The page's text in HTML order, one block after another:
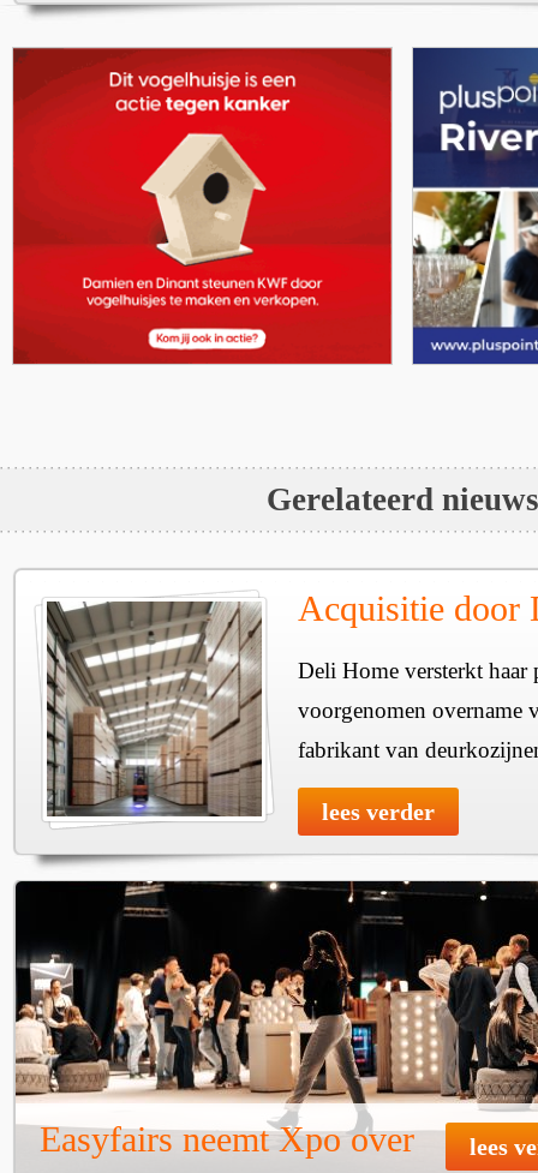
Gerelateerd nieuws
Acquisitie door
Deli Home versterkt haar
voorgenomen overname
fabrikant van
lees verder
Easyfairs neemt Xpo over lees